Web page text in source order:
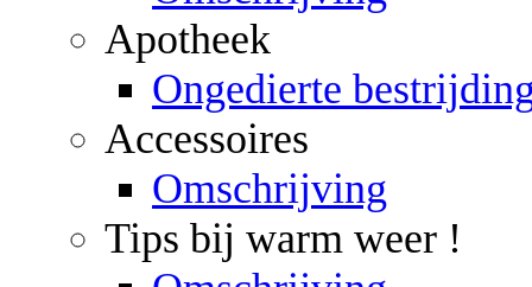
Apotheek
Ongedierte
Accessoires
Omschrijving
Tips bij warm weer !